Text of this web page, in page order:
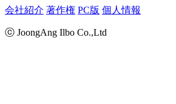
会社紹介 著作権 PC版 個人情報
ⓒ JoongAng Ilbo Co.,Ltd